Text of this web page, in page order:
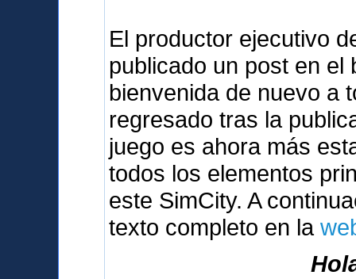
El productor ejecutivo
publicado un post en el
bienvenida de nuevo a
regresado tras la
juego es ahora más
todos los elementos
este SimCity. A
texto completo en la